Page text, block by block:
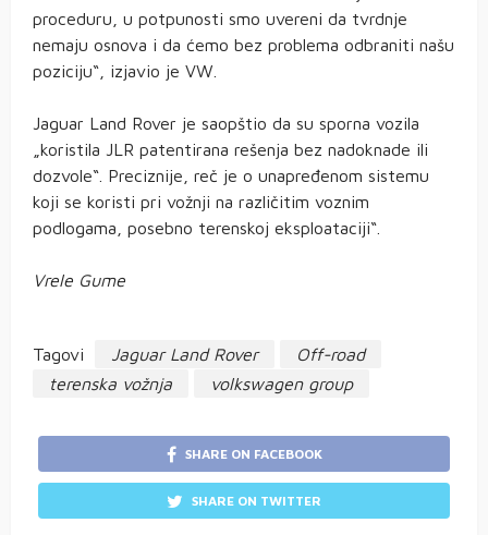
proceduru, u potpunosti smo uvereni da tvrdnje
nemaju osnova i da ćemo bez problema odbraniti našu
poziciju“, izjavio je VW.
Jaguar Land Rover je saopštio da su sporna vozila
„koristila JLR patentirana rešenja bez nadoknade ili
dozvole“. Preciznije, reč je o unapređenom sistemu
koji se koristi pri vožnji na različitim voznim
podlogama, posebno terenskoj eksploataciji“.
Vrele Gume
Tagovi Jaguar Land Rover
Off-road
terenska vožnja
volkswagen group
SHARE ON FACEBOOK
SHARE ON TWITTER